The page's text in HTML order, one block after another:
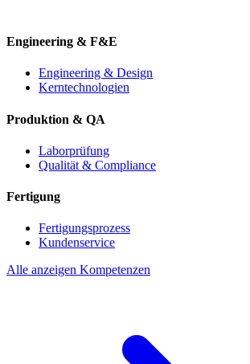
Engineering & F&E
Engineering & Design
Kerntechnologien
Produktion & QA
Laborprüfung
Qualität & Compliance
Fertigung
Fertigungsprozess
Kundenservice
Alle anzeigen Kompetenzen